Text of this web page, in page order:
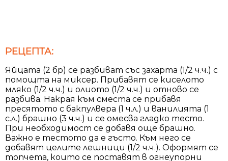
РЕЦЕПТА:
Яйцата (2 бр) се разбиват със захарта (1/2 ч.ч.) с
помощта на миксер. Прибавят се киселото
мляко (1/2 ч.ч.) и олиото (1/2 ч.ч.) и отново се
разбива. Накрая към сместа се прибавя
пресятото с бакпулвера (1 ч.л.) и ванилията (1
с.л.) брашно (3 ч.ч.) и се омесва гладко тесто.
При необходимост се добавя още брашно.
Важно е тестото да е гъсто. Към него се
добавят целите лешници (1/2 ч.ч.). Оформят се
топчета, които се поставят в огнеупорни